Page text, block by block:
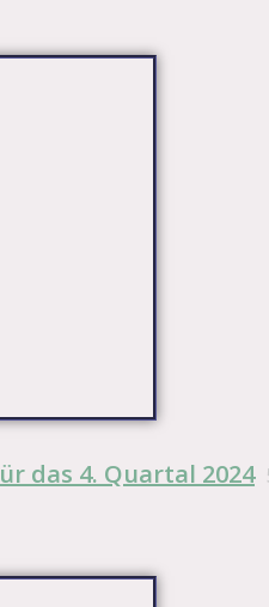
das 4. Quartal 2024